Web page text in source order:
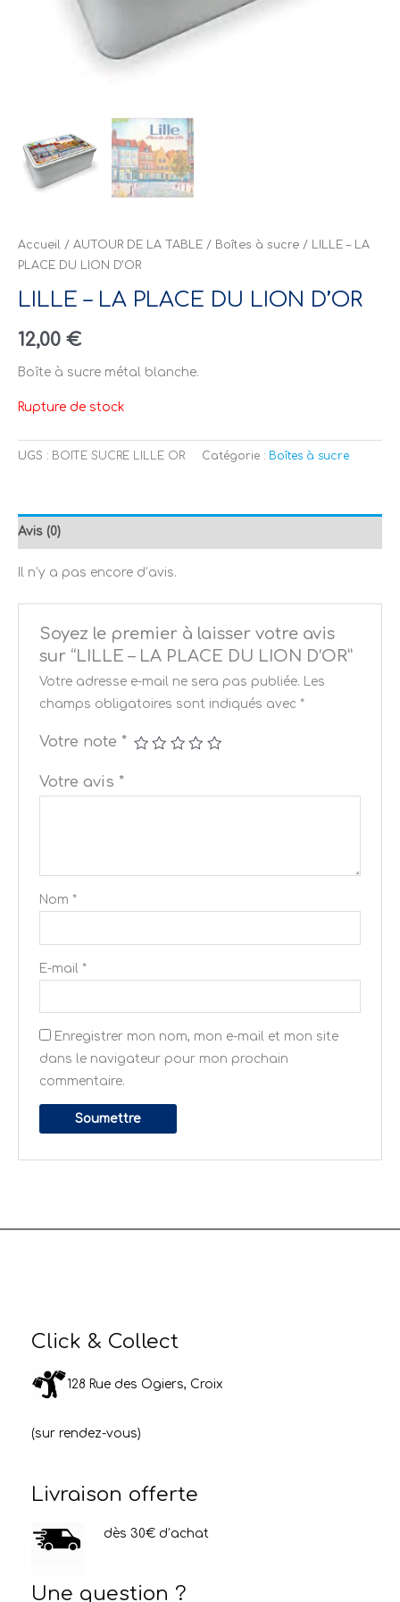
Accueil / AUTOUR DE LA TABLE / Boîtes à sucre / LILLE – LA
PLACE DU LION D’OR
LILLE – LA PLACE DU LION D’OR
12,00 €
Boîte à sucre métal blanche.
Rupture de stock
UGS : BOITE SUCRE LILLE OR Catégorie : Boîtes à sucre
Avis (0)
Il n’y a pas encore d’avis.
Soyez le premier à laisser votre avis
sur “LILLE – LA PLACE DU LION D’OR”
Votre adresse e-mail ne sera pas publiée. Les
champs obligatoires sont indiqués avec *
Votre note *
Votre avis *
Nom *
E-mail *
Enregistrer mon nom, mon e-mail et mon site
dans le navigateur pour mon prochain
commentaire.
Click & Collect
128 Rue des Ogiers, Croix
(sur rendez-vous)
Livraison offerte
dès 30€ d’achat
Une question ?